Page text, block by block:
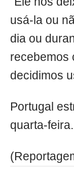
usá-la ou
dia ou
recebemos
decidimos
Portugal
quarta-feira.